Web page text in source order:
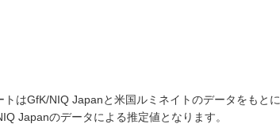
はGfK/NIQ Japanと米国ルミネイトのデータをもとに
Japanのデータによる推定値となります。